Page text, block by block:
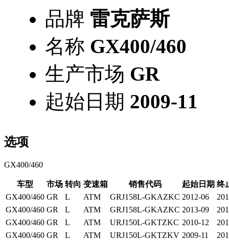
品牌 雷克萨斯
名称 GX400/460
生产市场 GR
起始日期 2009-11
选项
GX400/460
车型 市场 转向 变速箱 销售代码 起始日期 终
GX400/460 GR L ATM GRJ158L-GKAZKC 2012-06
GX400/460 GR L ATM GRJ158L-GKAZKC 2013-09
GX400/460 GR L ATM URJ150L-GKTZKC 2010-12
GX400/460 GR L ATM URJ150L-GKTZKV 2009-11